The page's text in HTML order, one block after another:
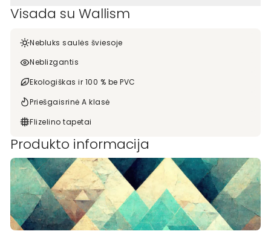
Visada su Wallism
Nebluks saulės šviesoje
Neblizgantis
Ekologiškas ir 100 % be PVC
Priešgaisrinė A klasė
Flizelino tapetai
Produkto informacija